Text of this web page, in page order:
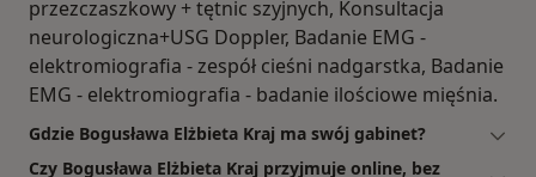
przezczaszkowy + tętnic szyjnych, Konsultacja
neurologiczna+USG Doppler, Badanie EMG -
elektromiografia - zespół cieśni nadgarstka, Badanie
EMG - elektromiografia - badanie ilościowe mięśnia.
Gdzie Bogusława Elżbieta Kraj ma swój gabinet?
Czy Bogusława Elżbieta Kraj przyjmuje online, bez